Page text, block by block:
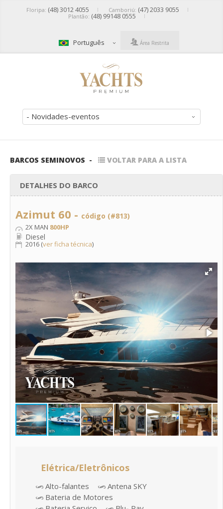
Floripa: (48) 3012 4055 Camboriú: (47) 2033 9055
Plantão: (48) 99148 0555
Português Área Restrita
- Novidades-eventos
BARCOS SEMINOVOS - VOLTAR PARA A LISTA
DETALHES DO BARCO
Azimut 60 - código (#813)
2X MAN 800HP
Diesel
2016 (ver ficha técnica)
Elétrica/Eletrônicos
Alto-falantes
Antena SKY
Bateria de Motores